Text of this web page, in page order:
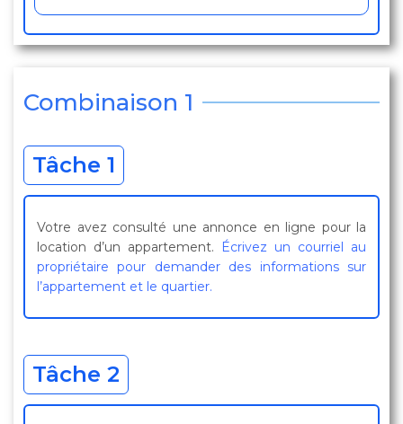
Combinaison 1
Tâche 1
Votre avez consulté une annonce en ligne pour la
location d’un appartement.
Écrivez un courriel au
propriétaire pour demander des informations sur
l’appartement et le quartier.
Tâche 2